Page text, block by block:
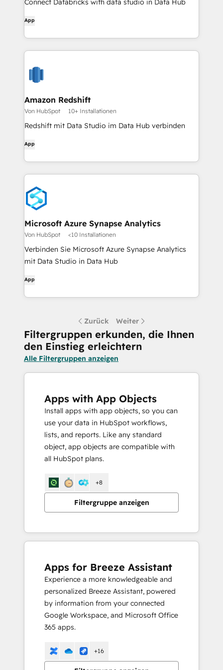
Connect Databricks with data studio in Data Hub
App
Amazon Redshift
Von HubSpot 10+ Installationen
Redshift mit Data Studio im Data Hub verbinden
App
Microsoft Azure Synapse Analytics
Von HubSpot <10 Installationen
Verbinden Sie Microsoft Azure Synapse Analytics
mit Data Studio in Data Hub
App
Zurück Weiter
Filtergruppen erkunden, die Ihnen
den Einstieg erleichtern
Alle Filtergruppen anzeigen
Apps with App Objects
Install apps with app objects, so you can
use your data in HubSpot workflows,
lists, and reports. Like any standard
object, app objects are compatible with
all HubSpot plans.
Filtergruppe anzeigen
+8
Apps for Breeze Assistant
Experience a more knowledgeable and
personalized Breeze Assistant, powered
by information from your connected
Google Workspace, and Microsoft Office
365 apps.
+16